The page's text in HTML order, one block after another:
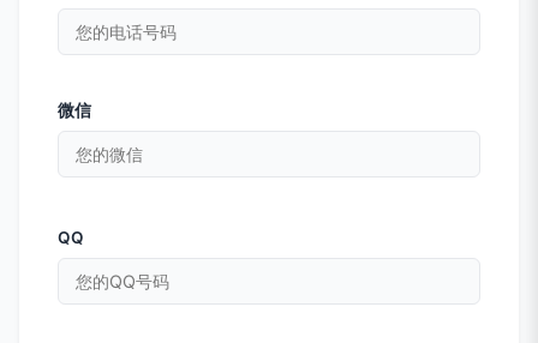
微信
QQ